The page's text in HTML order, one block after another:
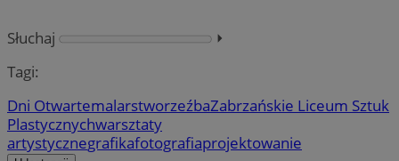
Słuchaj
⏵︎
Tagi:
Dni OtwartemalarstworzeźbaZabrzańskie Liceum Sztuk
Plastycznychwarsztaty
artystycznegrafikafotografiaprojektowanie